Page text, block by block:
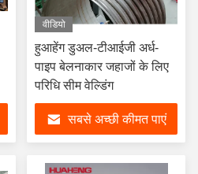
वीडियो
हुआहेंग डुअल-टीआईजी अर्ध-
पाइप बेलनाकार जहाजों के लिए
परिधि सीम वेल्डिंग
सबसे अच्छी कीमत पाएं